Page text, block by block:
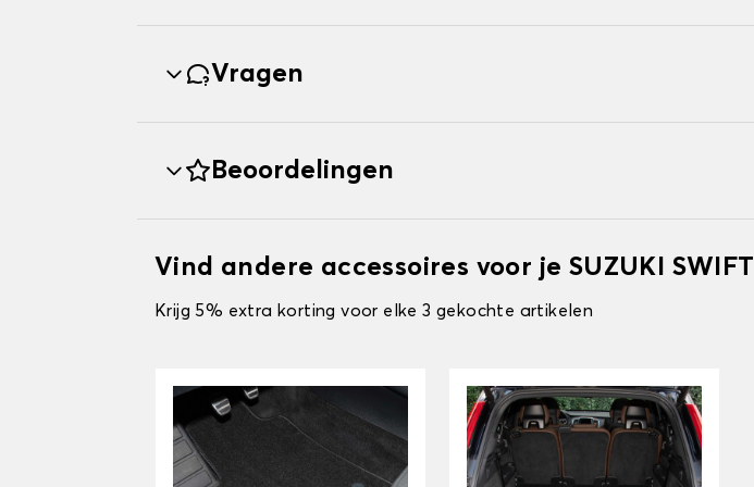
Vragen
Beoordelingen
Vind andere accessoires voor je SUZUKI SWIFT
Krijg 5% extra korting voor elke 3 gekochte artikelen